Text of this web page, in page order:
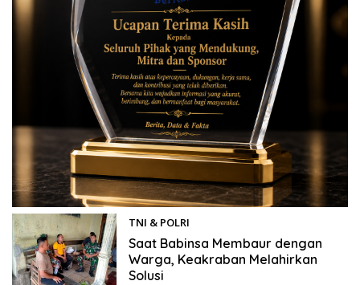
TNI & POLRI
Saat Babinsa Membaur dengan
Warga, Keakraban Melahirkan
Solusi